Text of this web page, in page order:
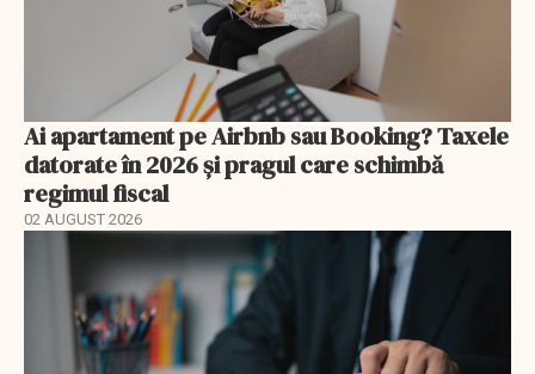
Ai apartament pe Airbnb sau Booking? Taxele
datorate în 2026 și pragul care schimbă
regimul fiscal
02 AUGUST 2026